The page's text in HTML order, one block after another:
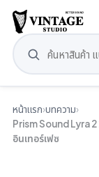
หน้าแรก›บทความ›
Prism Sound Lyra
อินเทอร์เฟซ